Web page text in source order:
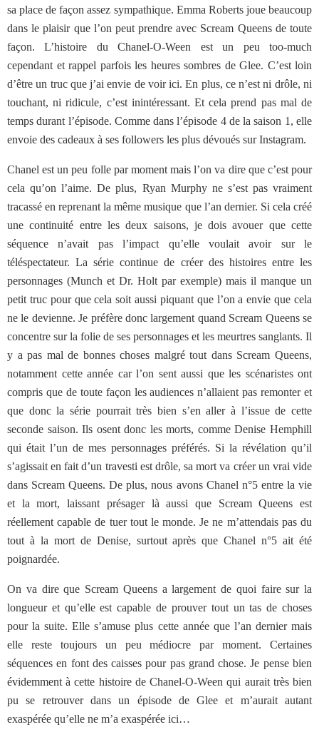
sa place de façon assez sympathique. Emma Roberts joue beaucoup
dans le plaisir que l’on peut prendre avec Scream Queens de toute
façon. L’histoire du Chanel-O-Ween est un peu too-much
cependant et rappel parfois les heures sombres de Glee. C’est loin
d’être un truc que j’ai envie de voir ici. En plus, ce n’est ni drôle, ni
touchant, ni ridicule, c’est inintéressant. Et cela prend pas mal de
temps durant l’épisode. Comme dans l’épisode 4 de la saison 1, elle
envoie des cadeaux à ses followers les plus dévoués sur Instagram.
Chanel est un peu folle par moment mais l’on va dire que c’est pour
cela qu’on l’aime. De plus, Ryan Murphy ne s’est pas vraiment
tracassé en reprenant la même musique que l’an dernier. Si cela créé
une continuité entre les deux saisons, je dois avouer que cette
séquence n’avait pas l’impact qu’elle voulait avoir sur le
téléspectateur. La série continue de créer des histoires entre les
personnages (Munch et Dr. Holt par exemple) mais il manque un
petit truc pour que cela soit aussi piquant que l’on a envie que cela
ne le devienne. Je préfère donc largement quand Scream Queens se
concentre sur la folie de ses personnages et les meurtres sanglants. Il
y a pas mal de bonnes choses malgré tout dans Scream Queens,
notamment cette année car l’on sent aussi que les scénaristes ont
compris que de toute façon les audiences n’allaient pas remonter et
que donc la série pourrait très bien s’en aller à l’issue de cette
seconde saison. Ils osent donc les morts, comme Denise Hemphill
qui était l’un de mes personnages préférés. Si la révélation qu’il
s’agissait en fait d’un travesti est drôle, sa mort va créer un vrai vide
dans Scream Queens. De plus, nous avons Chanel n°5 entre la vie
et la mort, laissant présager là aussi que Scream Queens est
réellement capable de tuer tout le monde. Je ne m’attendais pas du
tout à la mort de Denise, surtout après que Chanel n°5 ait été
poignardée.
On va dire que Scream Queens a largement de quoi faire sur la
longueur et qu’elle est capable de prouver tout un tas de choses
pour la suite. Elle s’amuse plus cette année que l’an dernier mais
elle reste toujours un peu médiocre par moment. Certaines
séquences en font des caisses pour pas grand chose. Je pense bien
évidemment à cette histoire de Chanel-O-Ween qui aurait très bien
pu se retrouver dans un épisode de Glee et m’aurait autant
exaspérée qu’elle ne m’a exaspérée ici…